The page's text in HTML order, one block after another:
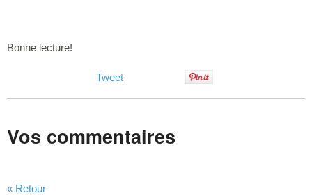
Bonne lecture!
Tweet
Vos commentaires
« Retour